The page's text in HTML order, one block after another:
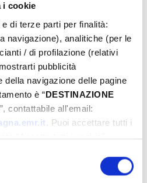
i cookie
di terze parti per finalità:
navigazione), analitiche (per le
/ di profilazione (relativi
pubblicità
della navigazione delle pagine
è “DESTINAZIONE
”, contattabile all'email:
. Puoi accettare tutti i
“Accetta tutti i cookie”,
clic su “Personalizza”.
i cookie i Tuoi dati potranno
IL DISÌO